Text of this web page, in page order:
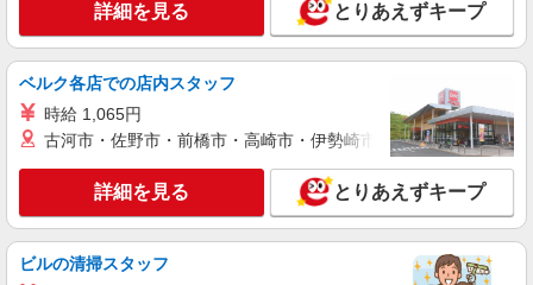
詳細を見る とりあえずキープ
ベルク各店での店内スタッフ
時給 1,065円
古河市・佐野市・前橋市・高崎市・伊勢崎市・太田市・館林市
詳細を見る とりあえずキープ
ビルの清掃スタッフ